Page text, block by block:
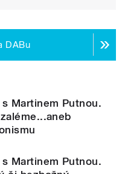
DABu
Martinem Putnou.
Martinem Putnou.